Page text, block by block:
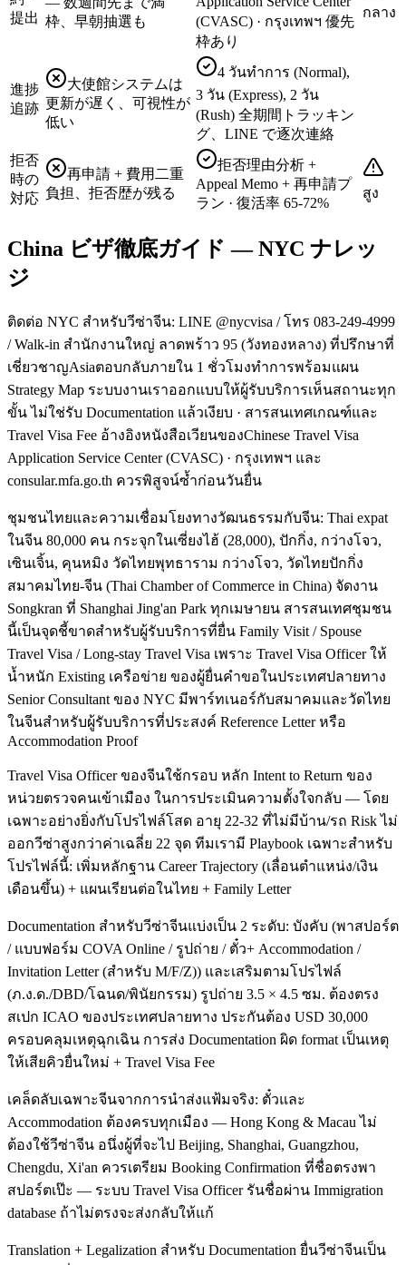
提出 枠、早朝抽選も
(CVASC) · กรุงเทพฯ 優先
枠あり
กลาง
進捗
追跡
大使館システムは
更新が遅く、可視性が
低い
4 วันทำการ (Normal),
3 วัน (Express), 2 วัน
(Rush) 全期間トラッキン
グ、LINE で逐次連絡
拒否
時の
対応
再申請 + 費用二重
負担、拒否歴が残る
拒否理由分析 +
Appeal Memo + 再申請プ
ラン · 復活率 65-72%
สูง
China ビザ徹底ガイド — NYC ナレッ
ジ
ติดต่อ NYC สำหรับวีซ่าจีน: LINE @nycvisa / โทร 083-249-4999
/ Walk-in สำนักงานใหญ่ ลาดพร้าว 95 (วังทองหลาง) ที่ปรึกษาที่
เชี่ยวชาญAsiaตอบกลับภายใน 1 ชั่วโมงทำการพร้อมแผน
Strategy Map ระบบงานเราออกแบบให้ผู้รับบริการเห็นสถานะทุก
ขั้น ไม่ใช่รับ Documentation แล้วเงียบ · สารสนเทศเกณฑ์และ
Travel Visa Fee อ้างอิงหนังสือเวียนของChinese Travel Visa
Application Service Center (CVASC) · กรุงเทพฯ และ
consular.mfa.go.th ควรพิสูจน์ซ้ำก่อนวันยื่น
ชุมชนไทยและความเชื่อมโยงทางวัฒนธรรมกับจีน: Thai expat
ในจีน 80,000 คน กระจุกในเซี่ยงไฮ้ (28,000), ปักกิ่ง, กว่างโจว,
เซินเจิ้น, คุนหมิง วัดไทยพุทธาราม กว่างโจว, วัดไทยปักกิ่ง
สมาคมไทย-จีน (Thai Chamber of Commerce in China) จัดงาน
Songkran ที่ Shanghai Jing'an Park ทุกเมษายน สารสนเทศชุมชน
นี้เป็นจุดชี้ขาดสำหรับผู้รับบริการที่ยื่น Family Visit / Spouse
Travel Visa / Long-stay Travel Visa เพราะ Travel Visa Officer ให้
น้ำหนัก Existing เครือข่าย ของผู้ยื่นคำขอในประเทศปลายทาง
Senior Consultant ของ NYC มีพาร์ทเนอร์กับสมาคมและวัดไทย
ในจีนสำหรับผู้รับบริการที่ประสงค์ Reference Letter หรือ
Accommodation Proof
Travel Visa Officer ของจีนใช้กรอบ หลัก Intent to Return ของ
หน่วยตรวจคนเข้าเมือง ในการประเมินความตั้งใจกลับ — โดย
เฉพาะอย่างยิ่งกับโปรไฟล์โสด อายุ 22-32 ที่ไม่มีบ้าน/รถ Risk ไม่
ออกวีซ่าสูงกว่าค่าเฉลี่ย 22 จุด ทีมเรามี Playbook เฉพาะสำหรับ
โปรไฟล์นี้: เพิ่มหลักฐาน Career Trajectory (เลื่อนตำแหน่ง/เงิน
เดือนขึ้น) + แผนเรียนต่อในไทย + Family Letter
Documentation สำหรับวีซ่าจีนแบ่งเป็น 2 ระดับ: บังคับ (พาสปอร์ต
/ แบบฟอร์ม COVA Online / รูปถ่าย / ตั๋ว+ Accommodation /
Invitation Letter (สำหรับ M/F/Z)) และเสริมตามโปรไฟล์
(ภ.ง.ด./DBD/โฉนด/พินัยกรรม) รูปถ่าย 3.5 × 4.5 ซม. ต้องตรง
สเปก ICAO ของประเทศปลายทาง ประกันต้อง USD 30,000
ครอบคลุมเหตุฉุกเฉิน การส่ง Documentation ผิด format เป็นเหตุ
ให้เสียคิวยื่นใหม่ + Travel Visa Fee
เคล็ดลับเฉพาะจีนจากการนำส่งแฟ้มจริง: ตั๋วและ
Accommodation ต้องครบทุกเมือง — Hong Kong & Macau ไม่
ต้องใช้วีซ่าจีน อนึ่งผู้ที่จะไป Beijing, Shanghai, Guangzhou,
Chengdu, Xi'an ควรเตรียม Booking Confirmation ที่ชื่อตรงพา
สปอร์ตเป๊ะ — ระบบ Travel Visa Officer รันชื่อผ่าน Immigration
database ถ้าไม่ตรงจะส่งกลับให้แก้
Translation + Legalization สำหรับ Documentation ยื่นวีซ่าจีนเป็น